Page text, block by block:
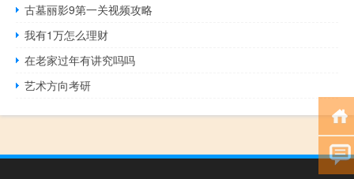
古墓丽影9第一关视频攻略
我有1万怎么理财
在老家过年有讲究吗吗
艺术方向考研